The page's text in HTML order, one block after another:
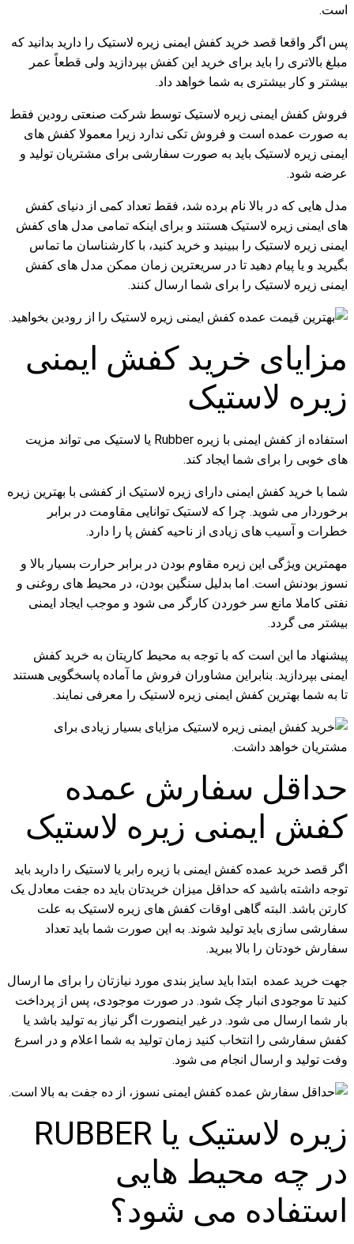
است.
پس اگر واقعا قصد خرید کفش ایمنی زیره لاستیک را دارید بدانید که
مبلغ بالاتری را باید برای خرید این کفش بپردازید ولی قطعاً عمر
بیشتر و کار بیشتری به شما خواهد داد.
فروش کفش ایمنی زیره لاستیک توسط شرکت صنعتی رودین فقط
به صورت عمده است و فروش تکی ندارد زیرا معمولا کفش های
ایمنی زیره لاستیک باید به صورت سفارشی برای مشتریان تولید و
عرضه شود.
مدل هایی که در بالا نام برده شد، فقط تعداد کمی از دنیای کفش
های ایمنی زیره لاستیک هستند و برای اینکه تمامی مدل های کفش
ایمنی زیره لاستیک را ببینید و خرید کنید، با کارشناسان ما تماس
بگیرید و یا پیام دهید تا در سریعترین زمان ممکن مدل های کفش
ایمنی زیره لاستیک را برای شما ارسال کنند.
مزایای خرید کفش ایمنی
زیره لاستیک
استفاده از کفش ایمنی با زیره Rubber یا لاستیک می تواند مزیت
های خوبی را برای شما ایجاد کند.
شما با خرید کفش ایمنی دارای زیره لاستیک از کفشی با بهترین زیره
برخوردار می شوید. چرا که لاستیک توانایی مقاومت در برابر
خطرات و آسیب های زیادی از ناحیه کفش پا را دارد.
مهمترین ویژگی این زیره مقاوم بودن در برابر حرارت بسیار بالا و
نسوز بودنش است. اما بدلیل سنگین بودن، در محیط های روغنی و
نفتی کاملا مانع سر خوردن کارگر می شود و موجب ایجاد ایمنی
بیشتر می گردد.
پیشنهاد ما این است که با توجه به محیط کاریتان به خرید کفش
ایمنی بپردازید. بنابراین مشاوران فروش ما آماده پاسخگویی هستند
تا به شما بهترین کفش ایمنی زیره لاستیک را معرفی نمایند.
حداقل سفارش عمده
کفش ایمنی زیره لاستیک
اگر قصد خرید عمده کفش ایمنی با زیره رابر یا لاستیک را دارید باید
توجه داشته باشید که حداقل میزان خریدتان باید ده جفت معادل یک
کارتن باشد. البته گاهی اوقات کفش های زیره لاستیک به علت
سفارشی سازی باید تولید شوند. به این صورت شما باید تعداد
سفارش خودتان را بالا ببرید.
جهت خرید عمده ابتدا باید سایز بندی مورد نیازتان را برای ما ارسال
کنید تا موجودی انبار چک شود. در صورت موجودی، پس از پرداخت
بار شما ارسال می شود. در غیر اینصورت اگر نیاز به تولید باشد یا
کفش سفارشی را انتخاب کنید زمان تولید به شما اعلام و در اسرع
وفت تولید و ارسال انجام می شود.
زیره لاستیک یا RUBBER
در چه محیط هایی
استفاده می شود؟